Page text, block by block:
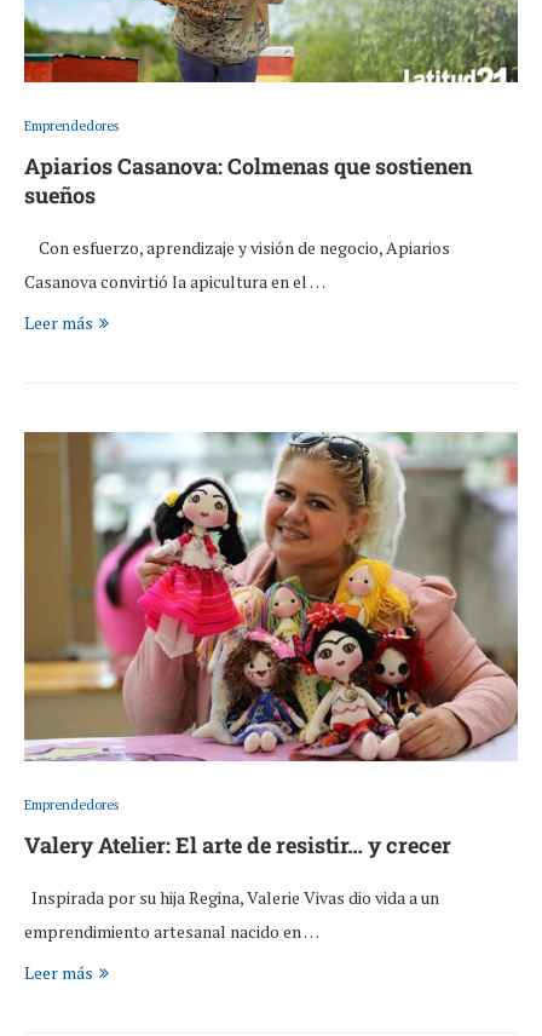
Emprendedores
Apiarios Casanova: Colmenas que sostienen
sueños
Con esfuerzo, aprendizaje y visión de negocio, Apiarios
Casanova convirtió la apicultura en el …
Leer más
Emprendedores
Valery Atelier: El arte de resistir… y crecer
Inspirada por su hija Regina, Valerie Vivas dio vida a un
emprendimiento artesanal nacido en …
Leer más